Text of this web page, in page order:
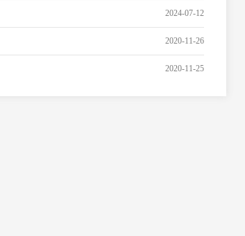
2024-07-12
2020-11-26
2020-11-25